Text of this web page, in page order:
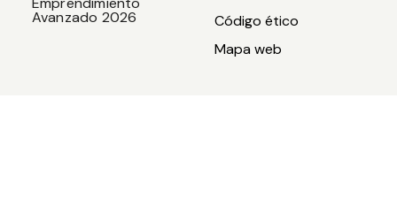
Avanzado 2026
Código ético
Mapa web